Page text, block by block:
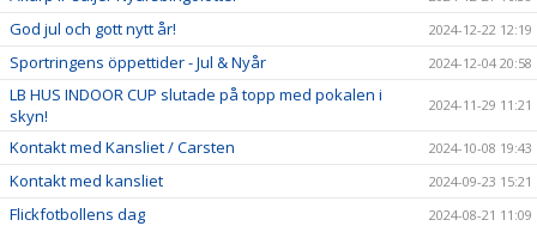
God jul och gott nytt år! 2024-12-22 12:19
Sportringens öppettider - Jul & Nyår 2024-12-04 20:58
LB HUS INDOOR CUP slutade på topp med pokalen i
skyn!
2024-11-29 11:21
Kontakt med Kansliet / Carsten 2024-10-08 19:43
Kontakt med kansliet 2024-09-23 15:21
Flickfotbollens dag 2024-08-21 11:09